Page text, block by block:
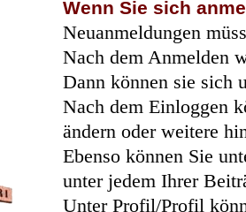
Wenn Sie sich
Neuanmeldungen
Nach dem Anmelden
Dann können sie sich
Nach dem Einloggen
ändern oder weitere
Ebenso können Sie
unter jedem Ihrer
Unter Profil/Profil